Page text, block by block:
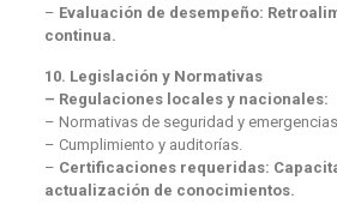
– Evaluación de desempeño:
continua.
10. Legislación y Normativas
– Regulaciones locales y nacionales:
– Normativas de seguridad y emergencias.
– Cumplimiento y auditorías.
– Certificaciones requeridas:
actualización de conocimientos.